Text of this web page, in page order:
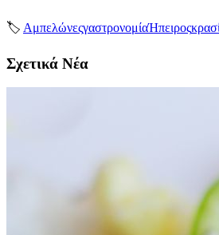
🏷 ΑμπελώνεςγαστρονομίαΉπειρος
Σχετικά Νέα